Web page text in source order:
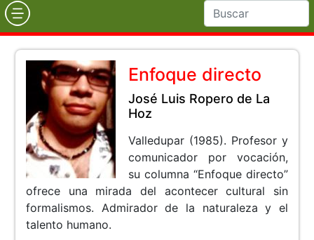
Enfoque directo
José Luis Ropero de La
Hoz
Valledupar (1985). Profesor y
comunicador por vocación,
su columna “Enfoque directo”
ofrece una mirada del acontecer cultural sin
formalismos. Admirador de la naturaleza y el
talento humano.